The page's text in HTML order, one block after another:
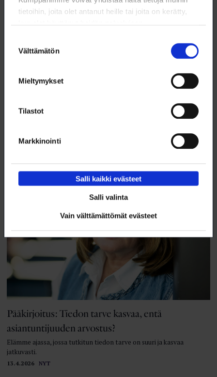
tietoihin, joita olet antanut heille tai joita on kerätty,
valinta
Välttämätön
Mieltymykset
Tilastot
Markkinointi
Salli kaikki evästeet
Salli valinta
Vain välttämättömät evästeet
Aina kun on käytetty lääkkeitä, on tiedetty, että ihmiset reagoivat
niihin eri tavoilla.
13.4.2026 NYT
Pääkirjoitus: Tiedon tarve kasvaa, entä
asiantuntijuuden arvostus?
Elämme ajassa, jossa tutkitun tiedon tarve on suuri ja kasvaa
jatkuvasti.